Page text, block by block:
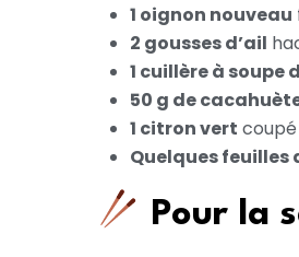
1 oignon nouveau
2 gousses d’ail
1 cuillère à soupe
50 g de
1 citron vert
Quelques
Pour la